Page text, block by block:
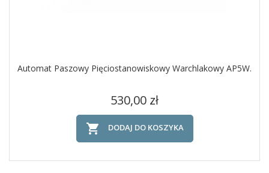
Automat Paszowy Pięciostanowiskowy Warchlakowy AP5W.
Cena
530,00 zł
 DODAJ DO KOSZYKA